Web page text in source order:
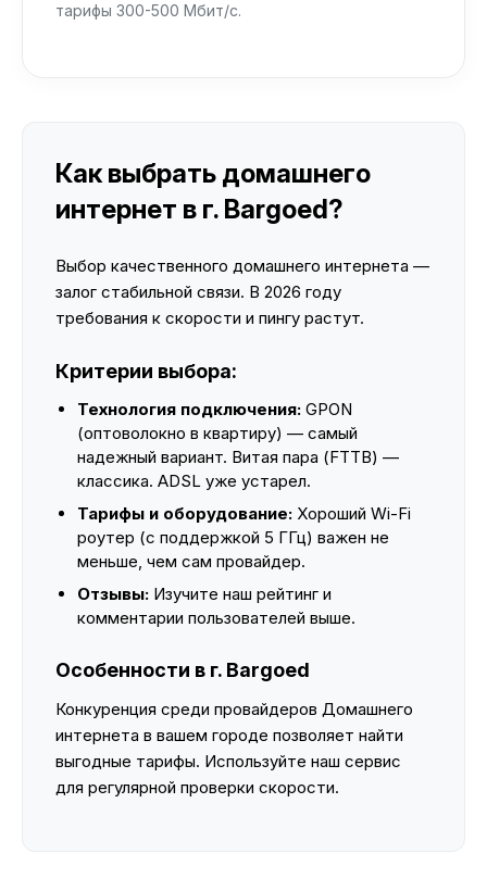
тарифы 300-500 Мбит/с.
Как выбрать домашнего
интернет в г. Bargoed?
Выбор качественного домашнего интернета —
залог стабильной связи. В 2026 году
требования к скорости и пингу растут.
Критерии выбора:
Технология подключения: GPON
(оптоволокно в квартиру) — самый
надежный вариант. Витая пара (FTTB) —
классика. ADSL уже устарел.
Тарифы и оборудование: Хороший Wi-Fi
роутер (с поддержкой 5 ГГц) важен не
меньше, чем сам провайдер.
Отзывы: Изучите наш рейтинг и
комментарии пользователей выше.
Особенности в г. Bargoed
Конкуренция среди провайдеров Домашнего
интернета в вашем городе позволяет найти
выгодные тарифы. Используйте наш сервис
для регулярной проверки скорости.